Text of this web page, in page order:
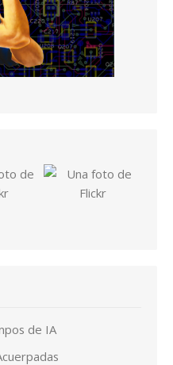
de IA